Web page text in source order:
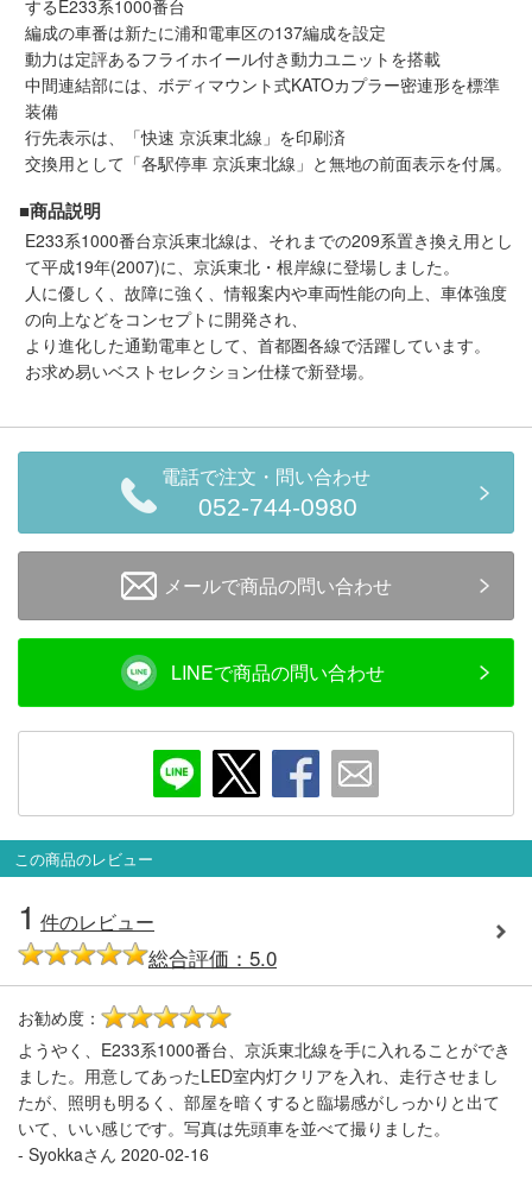
するE233系1000番台
編成の車番は新たに浦和電車区の137編成を設定
動力は定評あるフライホイール付き動力ユニットを搭載
中間連結部には、ボディマウント式KATOカプラー密連形を標準
装備
行先表示は、「快速 京浜東北線」を印刷済
交換用として「各駅停車 京浜東北線」と無地の前面表示を付属。
■商品説明
E233系1000番台京浜東北線は、それまでの209系置き換え用とし
て平成19年(2007)に、京浜東北・根岸線に登場しました。
人に優しく、故障に強く、情報案内や車両性能の向上、車体強度
の向上などをコンセプトに開発され、
より進化した通勤電車として、首都圏各線で活躍しています。
お求め易いベストセレクション仕様で新登場。
電話で注文・問い合わせ
052-744-0980
メールで商品の問い合わせ
LINEで商品の問い合わせ
この商品のレビュー
1 件のレビュー
総合評価：5.0
お勧め度：
ようやく、E233系1000番台、京浜東北線を手に入れることができ
ました。用意してあったLED室内灯クリアを入れ、走行させまし
たが、照明も明るく、部屋を暗くすると臨場感がしっかりと出て
いて、いい感じです。写真は先頭車を並べて撮りました。
- Syokkaさん 2020-02-16